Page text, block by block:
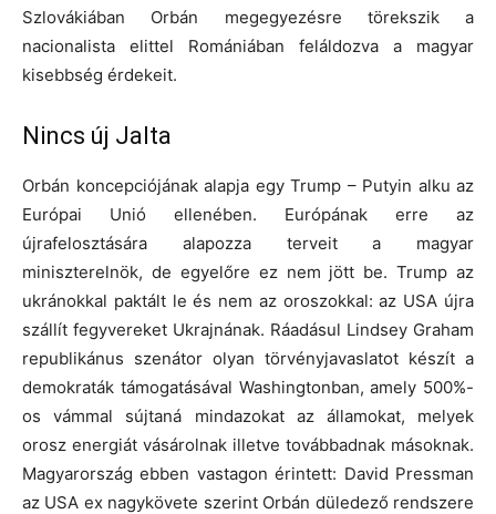
Szlovákiában Orbán megegyezésre törekszik a
nacionalista elittel Romániában feláldozva a magyar
kisebbség érdekeit.
Nincs új Jalta
Orbán koncepciójának alapja egy Trump – Putyin alku az
Európai Unió ellenében. Európának erre az
újrafelosztására alapozza terveit a magyar
miniszterelnök, de egyelőre ez nem jött be. Trump az
ukránokkal paktált le és nem az oroszokkal: az USA újra
szállít fegyvereket Ukrajnának. Ráadásul Lindsey Graham
republikánus szenátor olyan törvényjavaslatot készít a
demokraták támogatásával Washingtonban, amely 500%-
os vámmal sújtaná mindazokat az államokat, melyek
orosz energiát vásárolnak illetve továbbadnak másoknak.
Magyarország ebben vastagon érintett: David Pressman
az USA ex nagykövete szerint Orbán düledező rendszere